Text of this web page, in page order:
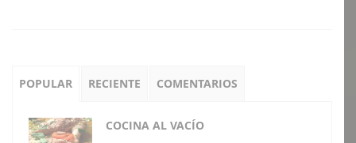
POPULAR RECIENTE COMENTARIOS
COCINA AL VACÍO